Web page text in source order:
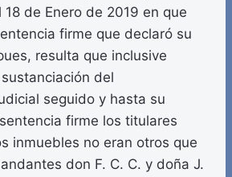
de Enero de 2019 en que
firme que declaró su
resulta que inclusive
del
seguido y hasta su
firme los titulares
inmuebles no eran otros que
don F. C. C. y doña J.